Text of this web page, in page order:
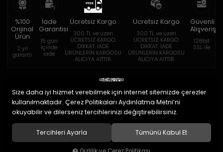
%100
Orijinal
Ürün
2 yıl
garanti
İade
Garantisi
15 gün
içinde
iade
Ücretsiz Kargo
300 TL ve üzeri
ÜCRETSİZ KARGO.
DİKKAT: İADE
ÜRÜNLERİN KARGOSU
ALICIYA AİTTİR.
Ücretsiz Kargo
300 TL ve üzeri
ÜCRETSİZ KARGO.
DİKKAT: İADE
ÜRÜNLERİN KARGOSU
ALICIYA AİTTİR.
Güvenli
Alışveriş
128bit
SSL ile
Size daha iyi hizmet verebilmek için internet sitemizde çerezler
kullanılmaktadır. Çerez Politikaları Aydınlatma Metni’ni
okuyabilir ve dilerseniz tercihlerinizi değiştirebilirsiniz.
Tercihleri Ayarla Tümünü Kabul Et